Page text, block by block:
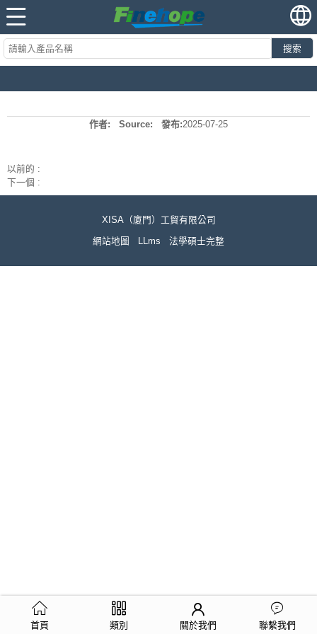
搜索
作者: Source: 發布:2025-07-25
以前的 :
下一個 :
XISA（廈門）工貿有限公司
網站地圖
LLms 法學碩士完整
首頁 類別 關於我們 聯繫我們